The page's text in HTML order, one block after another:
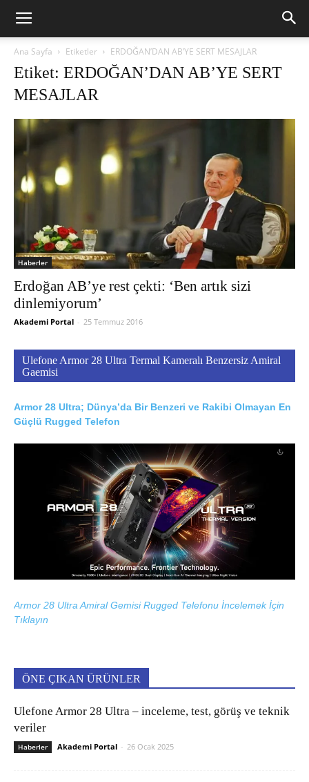
Ana Sayfa Etiketler ERDOĞAN’DAN AB’YE SERT MESAJLAR
Etiket: ERDOĞAN’DAN AB’YE SERT
MESAJLAR
Haberler
Erdoğan AB’ye rest çekti: ‘Ben artık sizi
dinlemiyorum’
Akademi Portal - 25 Temmuz 2016
Ulefone Armor 28 Ultra Termal Kameralı Benzersiz Amiral
Gaemisi
Armor 28 Ultra; Dünya’da Bir Benzeri ve Rakibi Olmayan En
Güçlü Rugged Telefon
Armor 28 Ultra Amiral Gemisi Rugged Telefonu İncelemek İçin
Tıklayın
ÖNE ÇIKAN ÜRÜNLER
Ulefone Armor 28 Ultra – inceleme, test, görüş ve teknik
veriler
Haberler Akademi Portal - 26 Ocak 2025